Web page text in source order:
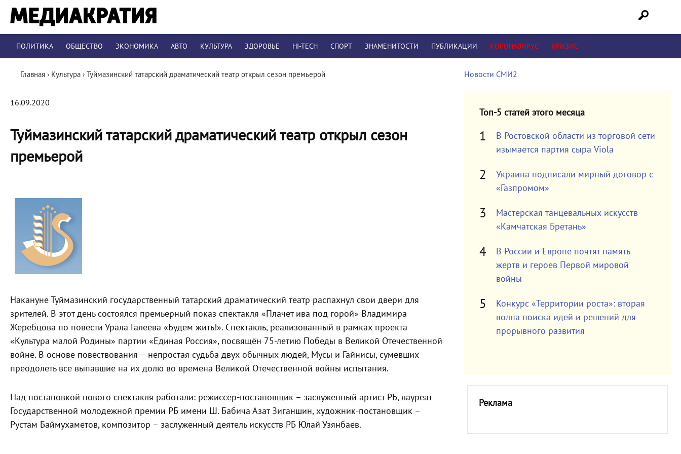
ПОЛИТИКА ОБЩЕСТВО ЭКОНОМИКА АВТО КУЛЬТУРА ЗДОРОВЬЕ HI-TECH СПОРТ ЗНАМЕНИТОСТИ ПУБЛИКАЦИИ КОРОНАВИРУС КРИЗИС
Главная › Культура › Туймазинский татарский драматический театр открыл сезон премьерой
16.09.2020
Туймазинский татарский драматический театр открыл сезон
премьерой
Накануне Туймазинский государственный татарский драматический театр распахнул свои двери для
зрителей. В этот день состоялся премьерный показ спектакля «Плачет ива под горой» Владимира
Жеребцова по повести Урала Галеева «Будем жить!». Спектакль, реализованный в рамках проекта
«Культура малой Родины» партии «Единая Россия», посвящён 75-летию Победы в Великой Отечественной
войне. В основе повествования – непростая судьба двух обычных людей, Мусы и Гайнисы, сумевших
преодолеть все выпавшие на их долю во времена Великой Отечественной войны испытания.
Над постановкой нового спектакля работали: режиссер-постановщик – заслуженный артист РБ, лауреат
Государственной молодежной премии РБ имени Ш. Бабича Азат Зиганшин, художник-постановщик –
Рустам Баймухаметов, композитор – заслуженный деятель искусств РБ Юлай Узянбаев.
Новости СМИ2
Топ-5 статей этого месяца
В Ростовской области из торговой сети
изымается партия сыра Viola
Украина подписали мирный договор с
«Газпромом»
Мастерская танцевальных искусств
«Камчатская Бретань»
В России и Европе почтят память
жертв и героев Первой мировой
войны
Конкурс «Территории роста»: вторая
волна поиска идей и решений для
прорывного развития
Реклама